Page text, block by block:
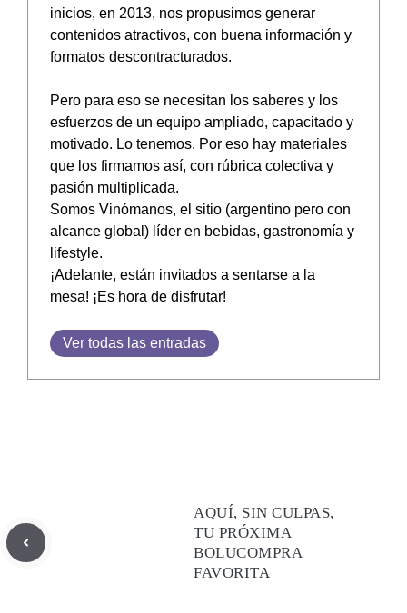
inicios, en 2013, nos propusimos generar
contenidos atractivos, con buena información y
formatos descontracturados.
Pero para eso se necesitan los saberes y los
esfuerzos de un equipo ampliado, capacitado y
motivado. Lo tenemos. Por eso hay materiales
que los firmamos así, con rúbrica colectiva y
pasión multiplicada.
Somos Vinómanos, el sitio (argentino pero con
alcance global) líder en bebidas, gastronomía y
lifestyle.
¡Adelante, están invitados a sentarse a la
mesa! ¡Es hora de disfrutar!
Ver todas las entradas
AQUÍ, SIN CULPAS,
TU PRÓXIMA
BOLUCOMPRA
FAVORITA